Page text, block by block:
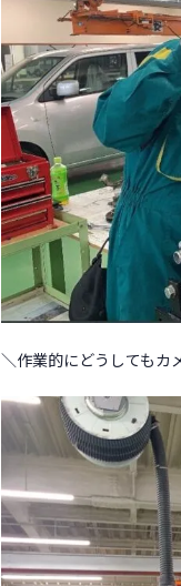
＼作業的にどうしてもカ